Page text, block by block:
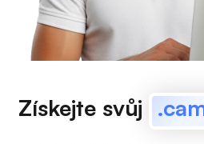
Získejte svůj